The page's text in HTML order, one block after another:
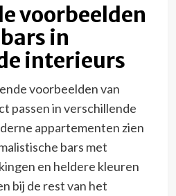
voorbeelden
in
interieurs
voorbeelden van
passen in verschillende
appartementen zien
bars met
en heldere kleuren
bij de rest van het